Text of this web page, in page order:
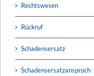
Rechtswesen
Rückruf
Schadensersatz
Schadensersatzanspruch